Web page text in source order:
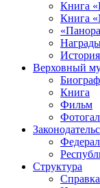
Книга
Книга
Верховный
Книга
Фильм
Структура